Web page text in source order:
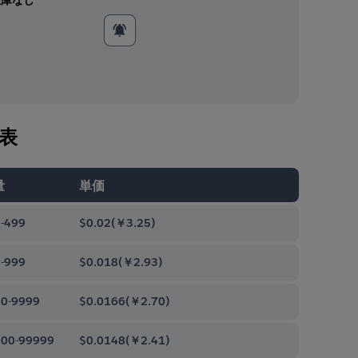
単価
499 $0.02(￥3.25)
999 $0.018(￥2.93)
9999 $0.0166(￥2.70)
99999 $0.0148(￥2.41)